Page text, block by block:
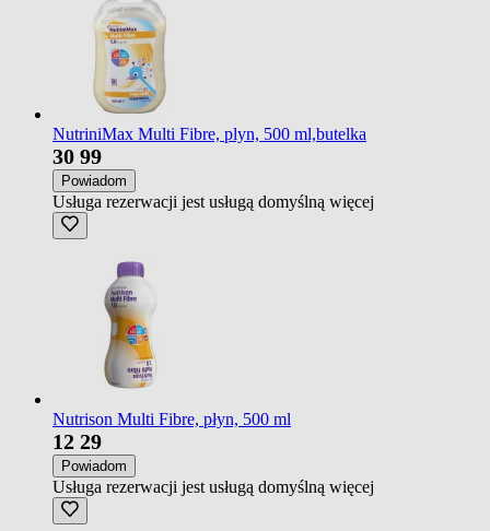
NutriniMax Multi Fibre, plyn, 500 ml,butelka
30 99
Powiadom
Usługa rezerwacji jest usługą domyślną więcej
Nutrison Multi Fibre, płyn, 500 ml
12 29
Powiadom
Usługa rezerwacji jest usługą domyślną więcej